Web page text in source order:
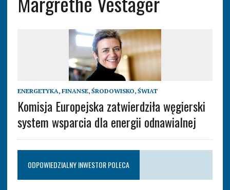
ENERGETYKA, FINANSE, ŚRODOWISKO, ŚWIAT
Komisja Europejska zatwierdziła węgierski
system wsparcia dla energii odnawialnej
ODPOWIEDZIALNY INWESTOR POLECA